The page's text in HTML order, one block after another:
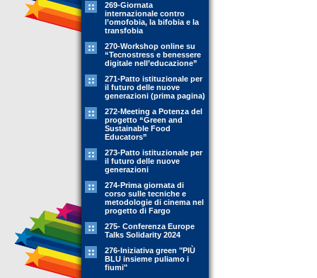
269-Giornata
internazionale contro
l’omofobia, la bifobia e la
transfobia
270-Workshop online su
“Tecnostress e benessere
digitale nell’educazione”
271-Patto istituzionale per
il futuro delle nuove
generazioni (prima pagina)
272-Meeting a Potenza del
progetto “Green and
Sustainable Food
Educators”
273-Patto istituzionale per
il futuro delle nuove
generazioni
274-Prima giornata di
corso sulle tecniche e
metodologie di cinema nel
progetto di Fargo
275- Conferenza Europe
Talks Solidarity 2024
276-Iniziativa green "PIÙ
BLU insieme puliamo i
fiumi"